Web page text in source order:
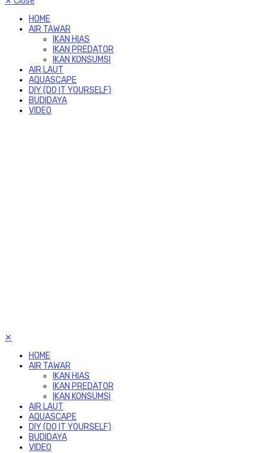
HOME
AIR TAWAR
IKAN HIAS
IKAN PREDATOR
IKAN KONSUMSI
AIR LAUT
AQUASCAPE
DIY (DO IT YOURSELF)
BUDIDAYA
VIDEO
✕
HOME
AIR TAWAR
IKAN HIAS
IKAN PREDATOR
IKAN KONSUMSI
AIR LAUT
AQUASCAPE
DIY (DO IT YOURSELF)
BUDIDAYA
VIDEO